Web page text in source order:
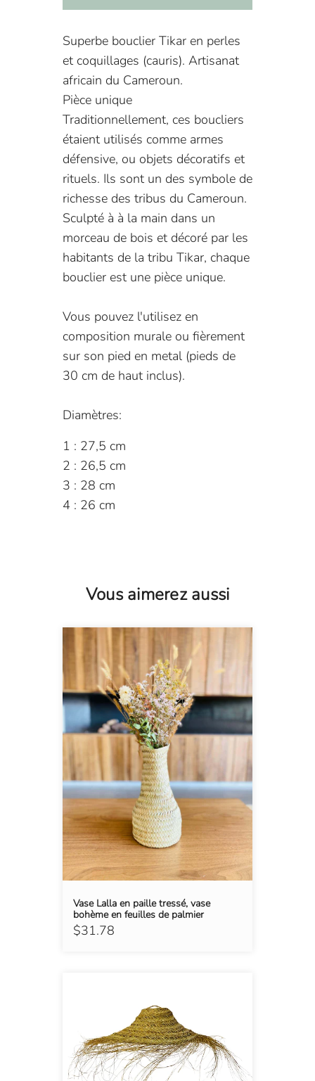
Superbe bouclier Tikar en perles
et coquillages (cauris). Artisanat
africain du Cameroun.
Pièce unique
Traditionnellement, ces boucliers
étaient utilisés comme armes
défensive, ou objets décoratifs et
rituels. Ils sont un des symbole de
richesse des tribus du Cameroun.
Sculpté à à la main dans un
morceau de bois et décoré par les
habitants de la tribu Tikar, chaque
bouclier est une pièce unique.
Vous pouvez l'utilisez en
composition murale ou fièrement
sur son pied en metal (pieds de
30 cm de haut inclus).
Diamètres:
1 : 27,5 cm
2 : 26,5 cm
3 : 28 cm
4 : 26 cm
Vous aimerez aussi
$31.78
Vase Lalla en paille tressé, vase
bohème en feuilles de palmier